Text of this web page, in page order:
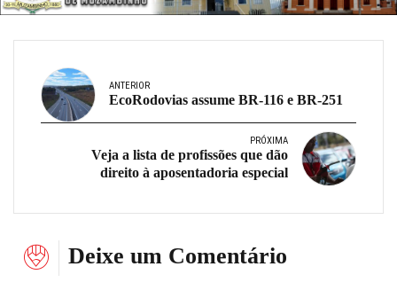
ANTERIOR
EcoRodovias assume BR-116 e BR-251
PRÓXIMA
Veja a lista de profissões que dão
direito à aposentadoria especial
Deixe um Comentário